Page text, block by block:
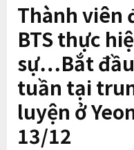
Thành viên
BTS thực
sự…Bắt
tuần tại
luyện ở
13/12